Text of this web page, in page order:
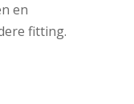
en
fitting.